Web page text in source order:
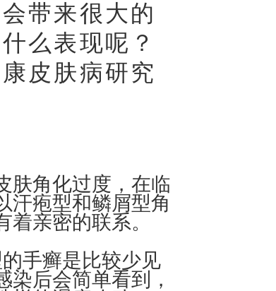
带来很大的
么表现呢？
皮肤病研究
角化过度，在临
汗疱型和鳞屑型角
亲密的联系。
手癣是比较少见
染后会简单看到，